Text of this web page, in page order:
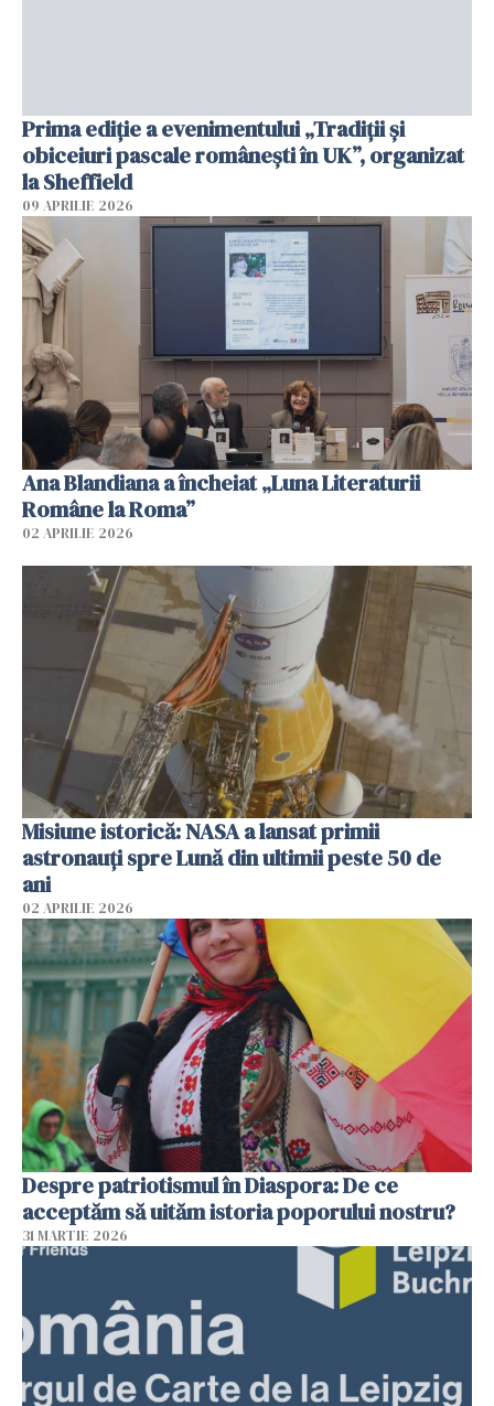
Prima ediție a evenimentului „Tradiții și
obiceiuri pascale românești în UK”, organizat
la Sheffield
09 APRILIE 2026
Ana Blandiana a încheiat „Luna Literaturii
Române la Roma”
02 APRILIE 2026
Misiune istorică: NASA a lansat primii
astronauţi spre Lună din ultimii peste 50 de
ani
02 APRILIE 2026
Despre patriotismul în Diaspora: De ce
acceptăm să uităm istoria poporului nostru?
31 MARTIE 2026